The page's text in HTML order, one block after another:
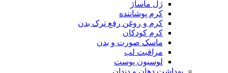
ژل ماساژ
کرم پوشاننده
کرم و روغن رفع ترک بدن
کرم کودکان
ماسک صورت و بدن
مراقبت لب
لوسیون پوست
بهداشت دهان و دندان